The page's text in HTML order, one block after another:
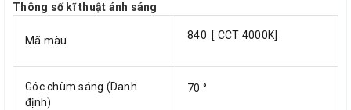
Thông số kĩ thuật ánh sáng
Mã màu 840 [ CCT 4000K]
Góc chùm sáng (Danh
định)
70 °